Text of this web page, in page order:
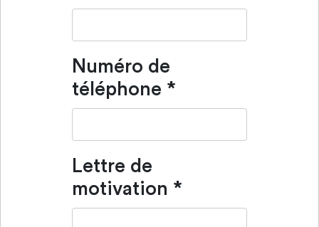
Numéro de
téléphone *
Lettre de
motivation *